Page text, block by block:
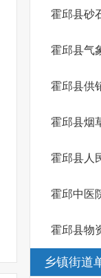
霍邱县砂
霍邱县气
霍邱县供
霍邱县烟
霍邱县人
霍邱中医
霍邱县物
乡镇街道